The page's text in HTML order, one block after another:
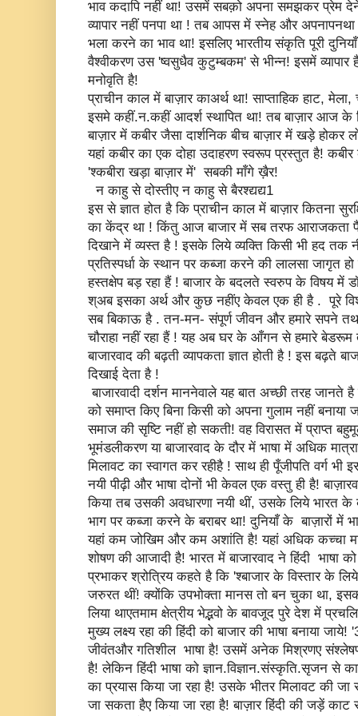
भाव कदापि नहीं था! उसमें सबक़ो अपना समझकर प्रेम
व्यापार नहीं पनपा था ! तब आपस में स्नेह और
भला करने का भाव था! इसलिए भारतीय संकृति पूरी
वैश्वीकरण उस 'ष्वसुधैव कुटुम्बकम' से भीन्न! इसमें
मनोवृति है!
प्राचीन काल में बाज़ार काअर्थ था! साप्ताहिक हाट,
इसमे कहीं.न.कहीं आदर्श स्थापित था! तब बाज़ार आज के
बाज़ार में कबीर जैसा दार्शनिक बीच बाज़ार में खड़े
यहां कबीर का एक दोहा उदाहरण स्वरूप प्रस्तुत है!
'श्कबीरा खड़ा बाज़ार में' सबकी माँगे ख़ैर!
न काहु से दोस्तीए न काहु से बैरश्द्यद्य1
इस से ज्ञात होत है कि प्राचीन काल में बाज़ार कितना
का केंद्र था ! किंतु आज बाजार में सब तरफ आराजकता
दिखाने में व्यस्त है ! इसके लिये व्यक्ति किसी भी हद तक
प्रतिस्पर्धा के स्थान पर कब्जा करने की लालसा जागृत
हस्तक्षेप बड़ रहा हैं ! बाजार के बदलते स्वरुप के विषय में
श्अब इसका अर्थ और कुछ नहींए केवल एक ही है ‌. पूरे
सब बिकाऊ है . तन-मन- संपूर्ण जीवन और हमारे सपने
चौराहा नहीं रहा हैं ! यह अब घर के आँगन से हमारे
बाजारवाद की बढ़ती व्यापकता ज्ञात होती है ! इस बढ़ते
दिखाई देता है !
बाजारवादी दर्शन माननेवाले यह बात अच्छी तरह जानते
को समाप्त किए बिना किसी को अपना गुलाम नहीं
समाज की सृष्टि नहीं हो सकती! वह विरासत में प्राप्त
भूमंडलीकरण या बाजारवाद के दौर में भाषा में अधिक
मिलावट का स्वागत कर रहीहै ! साथ ही पूँजीपति वर्ग
नयी पीढ़ी और भाषा दोनों भी केवल एक वस्तु ही है!
किया तब उसकी अवधारणा नयी थीं, उसके लिये भारत के
भाग पर कब्जा करने के बराबर था! दुनियाँ के बाज़ारों में
यहां कम जोखिम और कम अशांति है! यहां अधिक कच्चा
शोषण की आजादी है! भारत में बाजारवाद ने हिंदी भाषा
प्रभाकर श्रोत्रिय कहते है कि 'श्बाजार के विस्तार के
जरुरत थीं! क्योंकि उपभोक्ता मानस तो बन चुका था,
लिया थाएतमाम क्षेत्रीय भेद्भवो के बावजूद पुरे देश में
मुख्य लक्ष्य रहा की हिंदी को बाजार की भाषा बनाया
जीवंतऔर गतिशील भाषा है! उसमें अनेक मिश्रणए
है! लेकिन हिंदी भाषा को ज्ञान.विज्ञान.संस्कृति.सृजन से
का प्रयास किया जा रहा है! उसके भीतर मिलावट की जा
जा सकता हैए किया जा रहा है! बाज़ार हिंदी की जड़ें काट